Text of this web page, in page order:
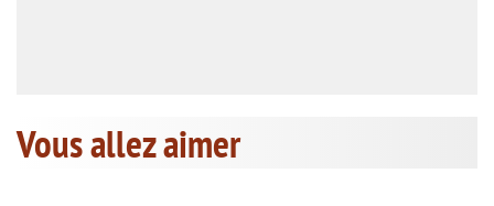
Vous allez aimer